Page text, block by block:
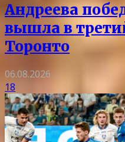
Андреева
вышла в
Торонто
06.08.2026
18